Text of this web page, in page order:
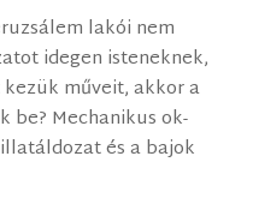
lakói nem
idegen isteneknek,
műveit, akkor a
be? Mechanikus ok-
és a bajok